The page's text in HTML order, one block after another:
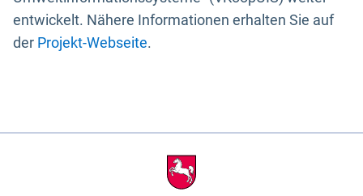
entwickelt. Nähere Informationen erhalten Sie auf
der Projekt-Webseite.